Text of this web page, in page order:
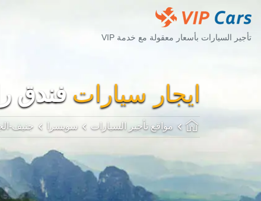
تأجير السيارات بأسعار معقولة مع خدمة VIP
ايجار سيارات فندق
مواقع تأجير السيارات سويسرا جنيف-